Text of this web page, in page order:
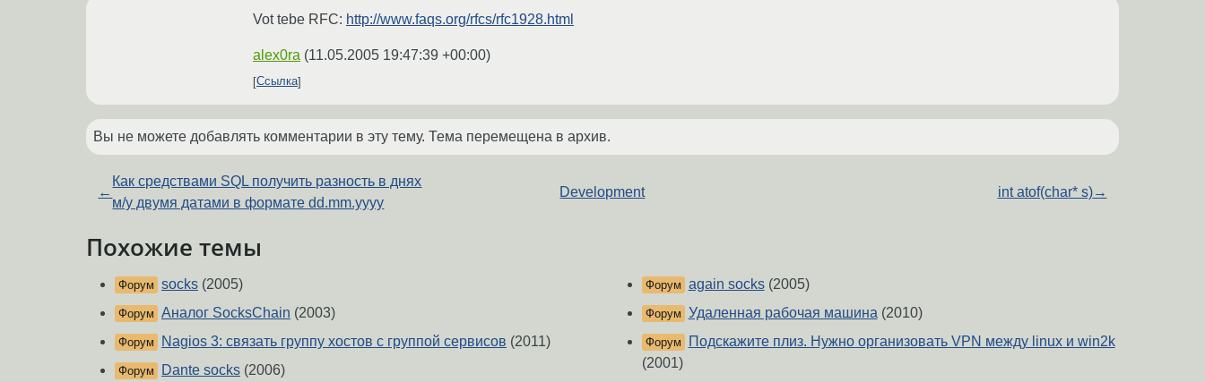
Vot tebe RFC: http://www.faqs.org/rfcs/rfc1928.html
alex0ra (11.05.2005 19:47:39 +00:00)
Ссылка
Вы не можете добавлять комментарии в эту тему. Тема перемещена в архив.
←
Как средствами SQL получить разность в днях
м/у двумя датами в формате dd.mm.yyyy
Development int atof(char* s)→
Похожие темы
Форум socks (2005)
Форум Аналог SocksChain (2003)
Форум Nagios 3: связать группу хостов с группой сервисов (2011)
Форум Dante socks (2006)
Форум again socks(2005)
Форум Удаленная рабочая машина(2010)
Форум
Подскажите плиз. Нужно организовать VPN между linux и win2k
(2001)